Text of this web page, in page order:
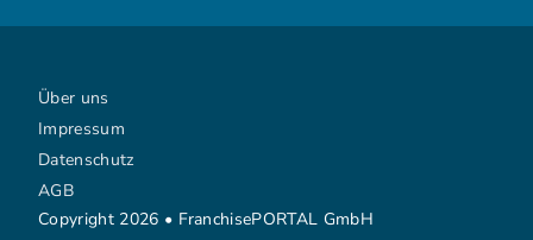
Copyright 2026 • FranchisePORTAL GmbH
Über uns
Impressum
Datenschutz
AGB